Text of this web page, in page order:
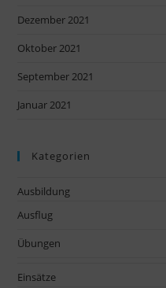
Dezember 2021
Oktober 2021
September 2021
Januar 2021
Kategorien
Ausbildung
Ausflug
Übungen
Einsätze